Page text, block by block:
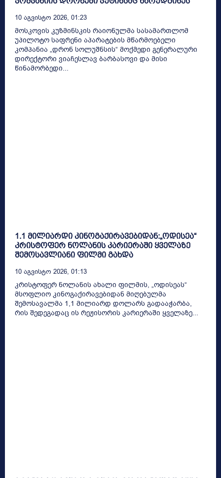
10 Აგვისტო 2026, 01:23
მოსკოვის კუზმინსკის რაიონულმა სასამართლომ
უპილოტო საფრენი აპარატების მწარმოებელი
კომპანია „დრონ სოლუშნსის“ მოქმედი გენერალური
დირექტორი ვიაჩესლავ ბარბასოვი და მისი
წინამორბედი...
1.1 მილიარდი კინოგაქირავებიდან:„ოდისეა“
კრისტოფერ ნოლანის კარიერაში ყველაზე
შემოსავლიანი ფილმი გახდა
10 Აგვისტო 2026, 01:13
კრისტოფერ ნოლანის ახალი ფილმის, „ოდისეას“
მსოფლიო კინოგაქირავებიდან მიღებულმა
შემოსავალმა 1,1 მილიარდ დოლარს გადააჭარბა,
რის შედეგადაც ის რეჟისორის კარიერაში ყველაზე...